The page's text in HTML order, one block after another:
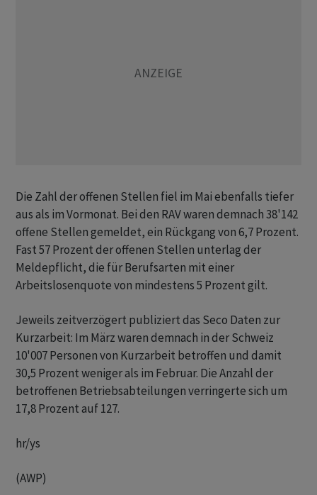
Die Zahl der offenen Stellen fiel im Mai ebenfalls tiefer
aus als im Vormonat. Bei den RAV waren demnach 38'142
offene Stellen gemeldet, ein Rückgang von 6,7 Prozent.
Fast 57 Prozent der offenen Stellen unterlag der
Meldepflicht, die für Berufsarten mit einer
Arbeitslosenquote von mindestens 5 Prozent gilt.
Jeweils zeitverzögert publiziert das Seco Daten zur
Kurzarbeit: Im März waren demnach in der Schweiz
10'007 Personen von Kurzarbeit betroffen und damit
30,5 Prozent weniger als im Februar. Die Anzahl der
betroffenen Betriebsabteilungen verringerte sich um
17,8 Prozent auf 127.
hr/ys
(AWP)